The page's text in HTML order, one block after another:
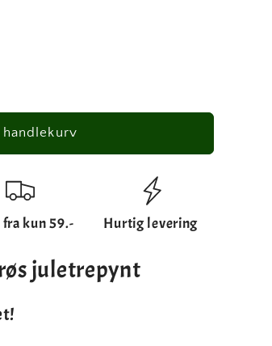
handlekurv
kun 59.- Hurtig levering
juletrepynt